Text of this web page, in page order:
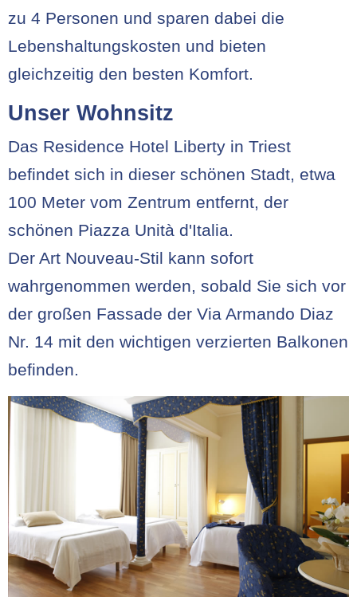
zu 4 Personen und sparen dabei die
Lebenshaltungskosten und bieten
gleichzeitig den besten Komfort.
Unser Wohnsitz
Das Residence Hotel Liberty in Triest
befindet sich in dieser schönen Stadt, etwa
100 Meter vom Zentrum entfernt, der
schönen Piazza Unità d'Italia.
Der Art Nouveau-Stil kann sofort
wahrgenommen werden, sobald Sie sich vor
der großen Fassade der Via Armando Diaz
Nr. 14 mit den wichtigen verzierten Balkonen
befinden.